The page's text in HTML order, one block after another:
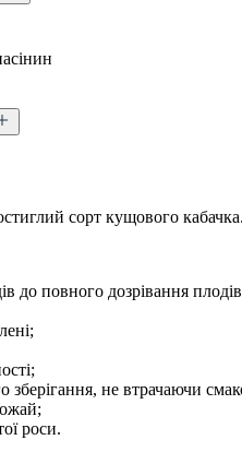
сорт кущового
до повного дозрівання
зберігання, не втрачаючи
роси.